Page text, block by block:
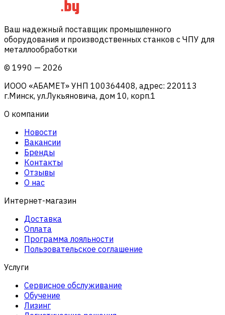
Ваш надежный поставщик промышленного
оборудования и производственных станков с ЧПУ для
металлообработки
© 1990 — 2026
ИООО «АБАМЕТ» УНП 100364408, адрес: 220113
г.Минск, ул.Лукьяновича, дом 10, корп.1
О компании
Новости
Вакансии
Бренды
Контакты
Отзывы
О нас
Интернет-магазин
Доставка
Оплата
Программа лояльности
Пользовательское соглашение
Услуги
Сервисное обслуживание
Обучение
Лизинг